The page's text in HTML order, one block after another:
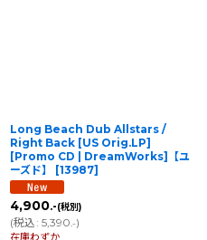
Long Beach Dub Allstars /
Right Back [US Orig.LP]
[Promo CD | DreamWorks]【ユ
ーズド】
[13987]
4,900.-(税別)
(税込: 5,390.-)